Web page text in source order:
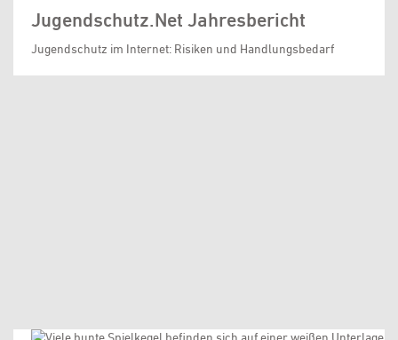
Jugendschutz.Net Jahresbericht
Jugendschutz im Internet: Risiken und Handlungsbedarf